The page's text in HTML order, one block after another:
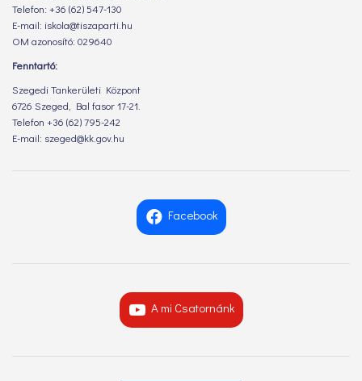
Telefon: +36 (62) 547-130
E-mail: iskola@tiszaparti.hu
OM azonosító: 029640
Fenntartó:
Szegedi Tankerületi Központ
6726 Szeged, Bal fasor 17-21.
Telefon +36 (62) 795-242
E-mail: szeged@kk.gov.hu
Facebook
A mi Csatornánk